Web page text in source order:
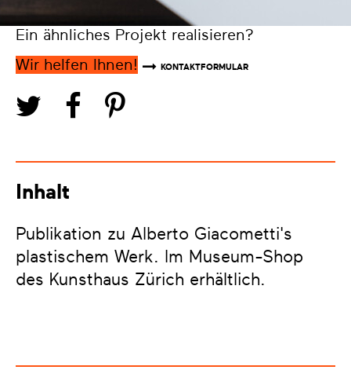
Ein ähnliches Projekt realisieren?
Wir helfen Ihnen!
KONTAKTFORMULAR
Inhalt
Publikation zu Alberto Giacometti's
plastischem Werk. Im Museum-Shop
des Kunsthaus Zürich erhältlich.